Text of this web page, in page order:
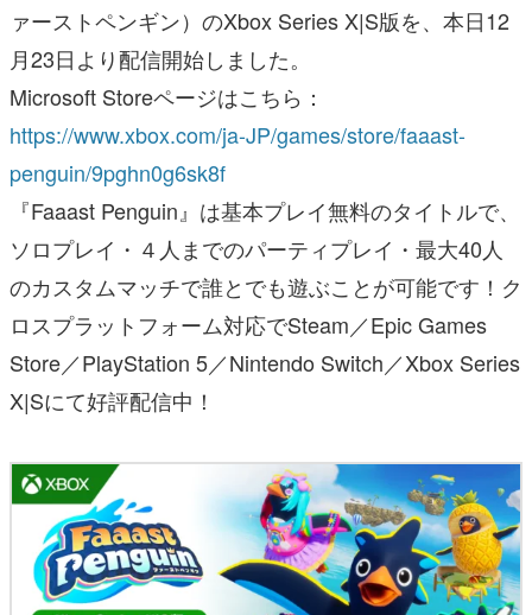
ァーストペンギン）のXbox Series X|S版を、本日12
月23日より配信開始しました。
Microsoft Storeページはこちら：
https://www.xbox.com/ja-JP/games/store/faaast-
penguin/9pghn0g6sk8f
『Faaast Penguin』は基本プレイ無料のタイトルで、
ソロプレイ・４人までのパーティプレイ・最大40人
のカスタムマッチで誰とでも遊ぶことが可能です！ク
ロスプラットフォーム対応でSteam／Epic Games
Store／PlayStation 5／Nintendo Switch／Xbox Series
X|Sにて好評配信中！